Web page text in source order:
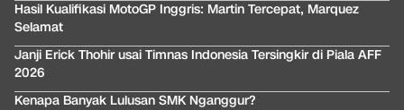
Hasil Kualifikasi MotoGP Inggris: Martin Tercepat, Marquez
Selamat
Janji Erick Thohir usai Timnas Indonesia Tersingkir di Piala AFF
2026
Kenapa Banyak Lulusan SMK Nganggur?